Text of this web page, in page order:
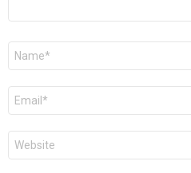
Nome
E-
mail
*
Site